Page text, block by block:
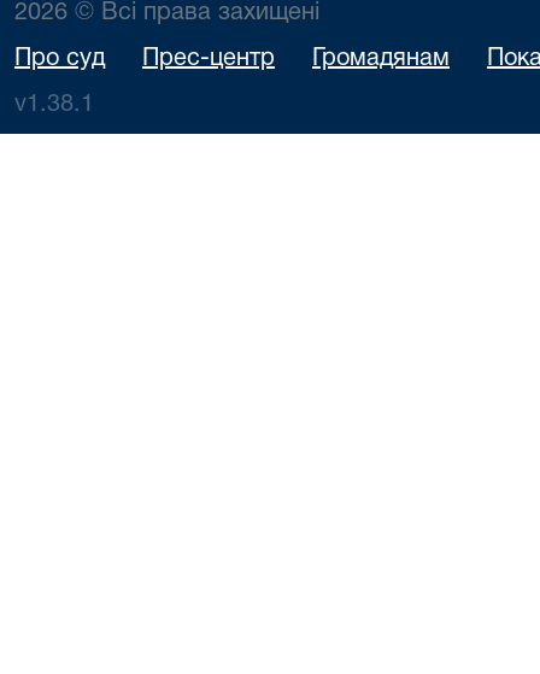
2026 © Всі права захищені
Про суд Прес-центр Громадянам
v1.38.1